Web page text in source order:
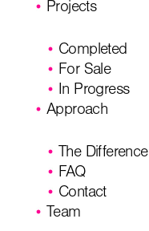
Projects
Completed
For Sale
In Progress
Approach
The Difference
FAQ
Contact
Team